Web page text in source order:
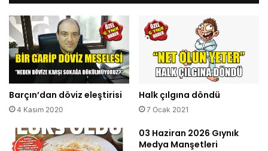
Barçın’dan döviz eleştirisi
4 Kasım 2020
Halk çılgına döndü
7 Ocak 2021
03 Haziran 2026 Gıynık
Medya Manşetleri